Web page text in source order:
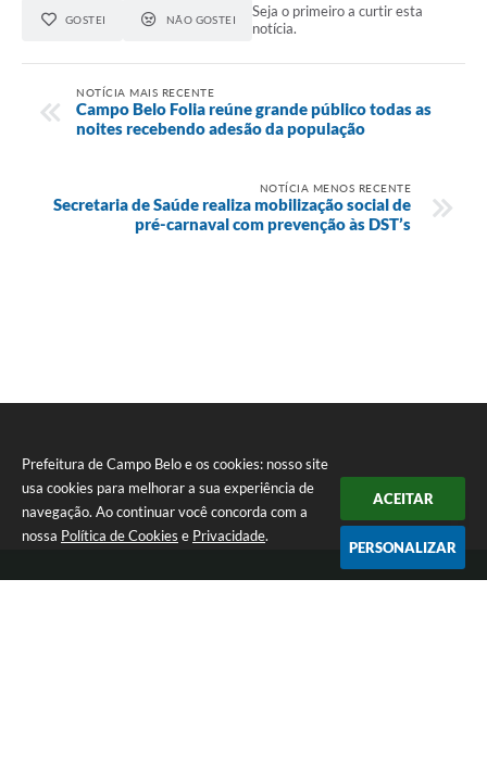
Prefeitura de Campo Belo e os cookies: nosso site
usa cookies para melhorar a sua experiência de
navegação. Ao continuar você concorda com a
nossa Política de Cookies e Privacidade.
ACEITAR
PERSONALIZAR
GOSTEI NÃO GOSTEI
Seja o primeiro a curtir esta
notícia.
NOTÍCIA MAIS RECENTE
Campo Belo Folia reúne grande público todas as
noites recebendo adesão da população
NOTÍCIA MENOS RECENTE
Secretaria de Saúde realiza mobilização social de
pré-carnaval com prevenção às DST’s